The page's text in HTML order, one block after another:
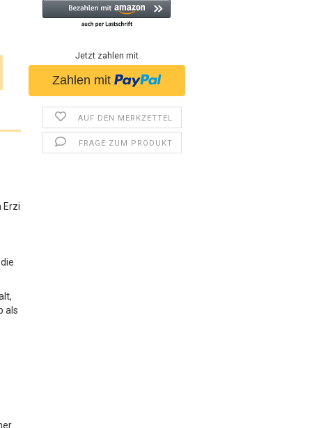
Jetzt zahlen mit
AUF DEN MERKZETTEL
FRAGE ZUM PRODUKT
Erzi
als